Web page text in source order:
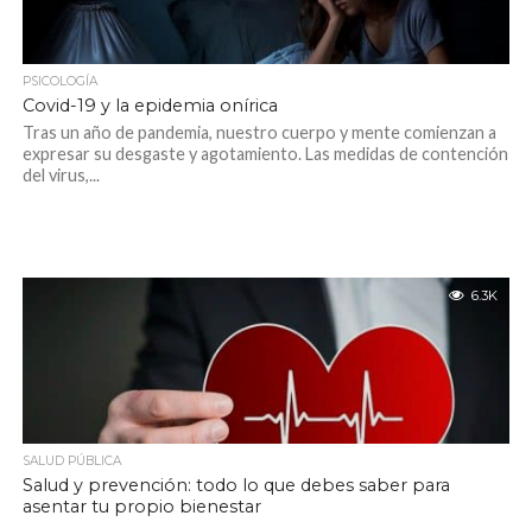
PSICOLOGÍA
Covid-19 y la epidemia onírica
Tras un año de pandemia, nuestro cuerpo y mente comienzan a
expresar su desgaste y agotamiento. Las medidas de contención
del virus,...
6.3K
SALUD PÚBLICA
Salud y prevención: todo lo que debes saber para
asentar tu propio bienestar